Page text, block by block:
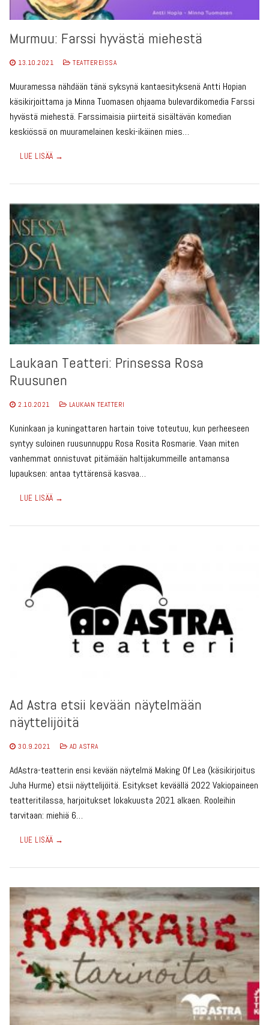
Murmuu: Farssi hyvästä miehestä
13.10.2021 TEATTEREISSA
Muuramessa nähdään tänä syksynä kantaesityksenä Antti Hopian
käsikirjoittama ja Minna Tuomasen ohjaama bulevardikomedia Farssi
hyvästä miehestä. Farssimaisia piirteitä sisältävän komedian
keskiössä on muuramelainen keski-ikäinen mies…
LUE LISÄÄ →
Laukaan Teatteri: Prinsessa Rosa
Ruusunen
2.10.2021 LAUKAAN TEATTERI
Kuninkaan ja kuningattaren hartain toive toteutuu, kun perheeseen
syntyy suloinen ruusunnuppu Rosa Rosita Rosmarie. Vaan miten
vanhemmat onnistuvat pitämään haltijakummeille antamansa
lupauksen: antaa tyttärensä kasvaa…
LUE LISÄÄ →
Ad Astra etsii kevään näytelmään
näyttelijöitä
30.9.2021 AD ASTRA
AdAstra-teatterin ensi kevään näytelmä Making Of Lea (käsikirjoitus
Juha Hurme) etsii näyttelijöitä. Esitykset keväällä 2022 Vakiopaineen
teatteritilassa, harjoitukset lokakuusta 2021 alkaen. Rooleihin
tarvitaan: miehiä 6…
LUE LISÄÄ →